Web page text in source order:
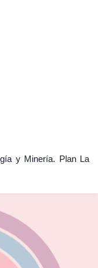
y Minería. Plan La